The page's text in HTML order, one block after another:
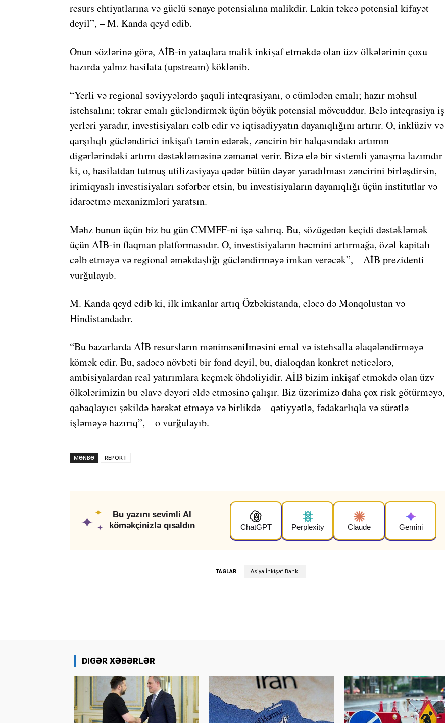
resurs ehtiyatlarına və güclü sənaye potensialına malikdir. Lakin təkcə potensial kifayət
deyil”, – M. Kanda qeyd edib.
Onun sözlərinə görə, AİB-in yataqlara malik inkişaf etməkdə olan üzv ölkələrinin çoxu
hazırda yalnız hasilata (upstream) köklənib.
“Yerli və regional səviyyələrdə şaquli inteqrasiyanı, o cümlədən emalı; hazır məhsul
istehsalını; təkrar emalı gücləndirmək üçün böyük potensial mövcuddur. Belə inteqrasiya iş
yerləri yaradır, investisiyaları cəlb edir və iqtisadiyyatın dayanıqlığını artırır. O, inklüziv və
qarşılıqlı gücləndirici inkişafı təmin edərək, zəncirin bir halqasındakı artımın
digərlərindəki artımı dəstəkləməsinə zəmanət verir. Bizə elə bir sistemli yanaşma lazımdır
ki, o, hasilatdan tutmuş utilizasiyaya qədər bütün dəyər yaradılması zəncirini birləşdirsin,
irimiqyaslı investisiyaları səfərbər etsin, bu investisiyaların dayanıqlığı üçün institutlar və
idarəetmə mexanizmləri yaratsın.
Məhz bunun üçün biz bu gün CMMFF-ni işə salırıq. Bu, sözügedən keçidi dəstəkləmək
üçün AİB-in flaqman platformasıdır. O, investisiyaların həcmini artırmağa, özəl kapitalı
cəlb etməyə və regional əməkdaşlığı gücləndirməyə imkan verəcək”, – AİB prezidenti
vurğulayıb.
M. Kanda qeyd edib ki, ilk imkanlar artıq Özbəkistanda, eləcə də Monqolustan və
Hindistandadır.
“Bu bazarlarda AİB resursların mənimsənilməsini emal və istehsalla əlaqələndirməyə
kömək edir. Bu, sadəcə növbəti bir fond deyil, bu, dialoqdan konkret nəticələrə,
ambisiyalardan real yatırımlara keçmək öhdəliyidir. AİB bizim inkişaf etməkdə olan üzv
ölkələrimizin bu əlavə dəyəri əldə etməsinə çalışır. Biz üzərimizə daha çox risk götürməyə,
qabaqlayıcı şəkildə hərəkət etməyə və birlikdə – qətiyyətlə, fədakarlıqla və sürətlə
işləməyə hazırıq”, – o vurğulayıb.
MƏNBƏ REPORT
✦
✦
✦
Bu yazını sevimli AI
köməkçinizlə qısaldın
ChatGPT Perplexity Claude Gemini
TAGLAR Asiya İnkişaf Bankı
DIGƏR XƏBƏRLƏR